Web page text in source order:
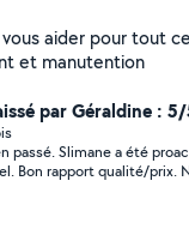
aider pour tout
et manutention
par Géraldine :
passé. Slimane a été